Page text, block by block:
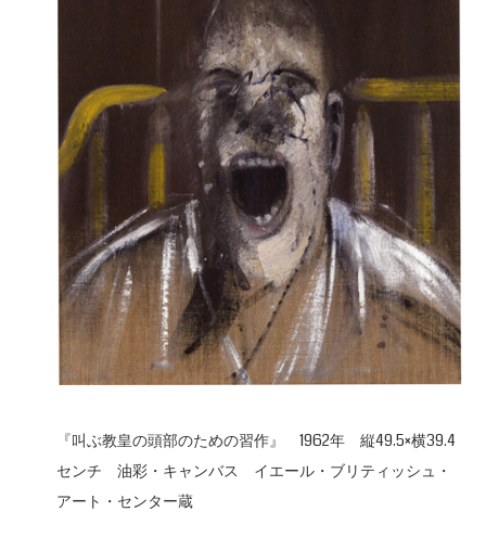
『叫ぶ教皇の頭部のための習作』 1962年 縦49.5×横39.4
センチ 油彩・キャンバス イエール・ブリティッシュ・
アート・センター蔵